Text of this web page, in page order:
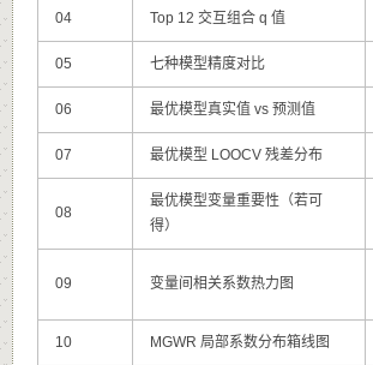
04 Top 12 交互组合 q 值
05 七种模型精度对比
06 最优模型真实值 vs 预测值
07 最优模型 LOOCV 残差分布
08
最优模型变量重要性（若可
得）
09 变量间相关系数热力图
10 MGWR 局部系数分布箱线图